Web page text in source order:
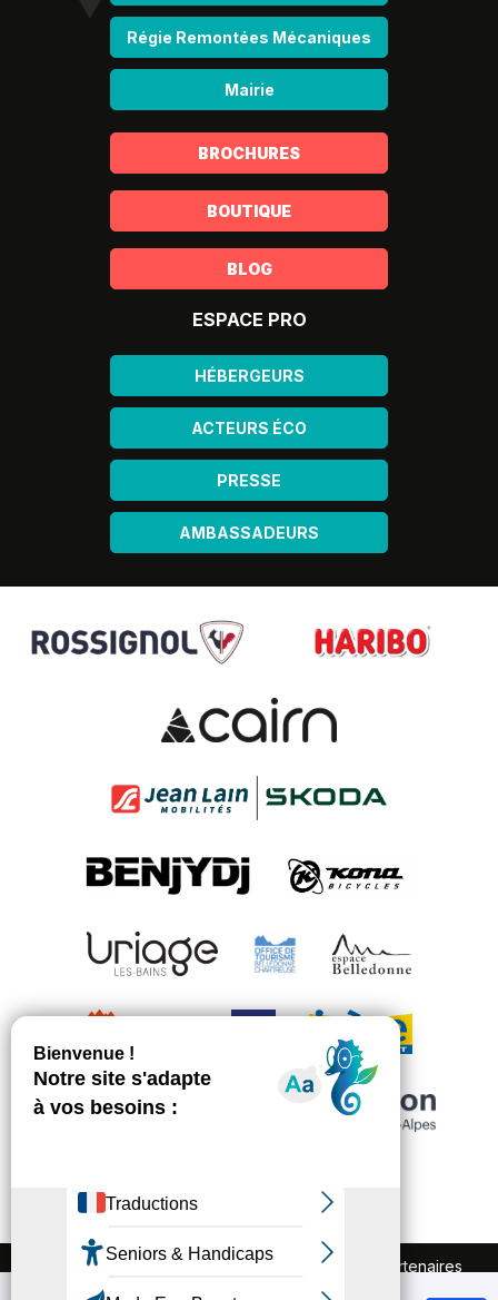
Régie Remontées Mécaniques
Mairie
BROCHURES
BOUTIQUE
BLOG
ESPACE PRO
HÉBERGEURS
ACTEURS ÉCO
PRESSE
AMBASSADEURS
Recrutement Marchés publics
Partenaires
Mentions légales